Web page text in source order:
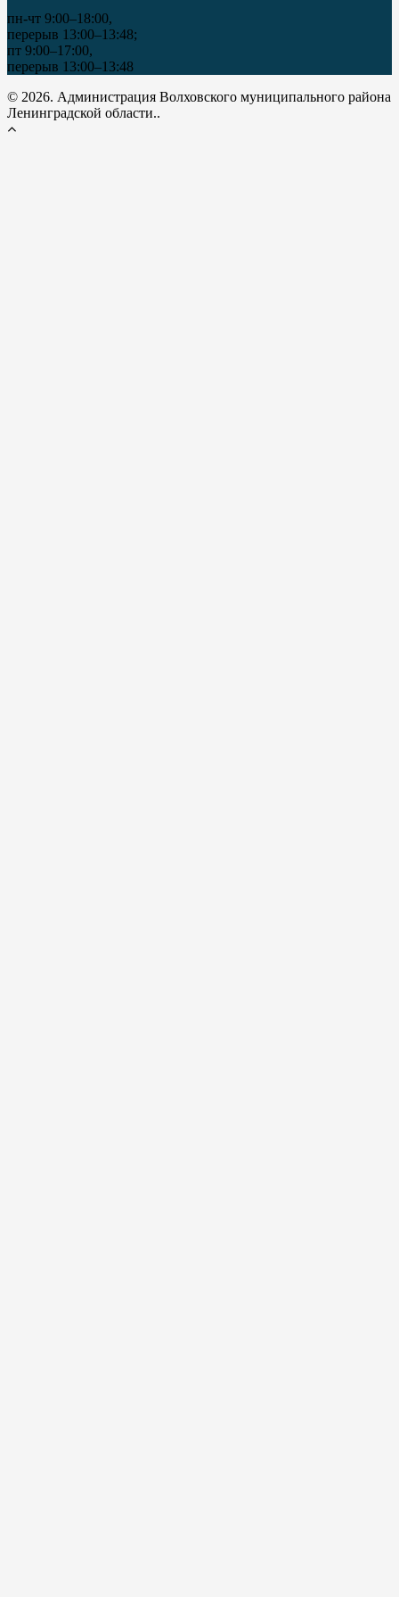
пн-чт 9:00–18:00,
перерыв 13:00–13:48;
пт 9:00–17:00,
перерыв 13:00–13:48
© 2026. Администрация Волховского муниципального района
Ленинградской области..